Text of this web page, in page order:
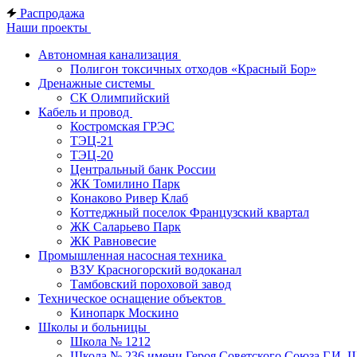
Распродажа
Наши проекты
Автономная канализация
Полигон токсичных отходов «Красный Бор»
Дренажные системы
СК Олимпийский
Кабель и провод
Костромская ГРЭС
ТЭЦ-21
ТЭЦ-20
Центральный банк России
ЖК Томилино Парк
Конаково Ривер Клаб
Коттеджный поселок Французский квартал
ЖК Саларьево Парк
ЖК Равновесие
Промышленная насосная техника
ВЗУ Красногорский водоканал
Тамбовский пороховой завод
Техническое оснащение объектов
Кинопарк Москино
Школы и больницы
Школа № 1212